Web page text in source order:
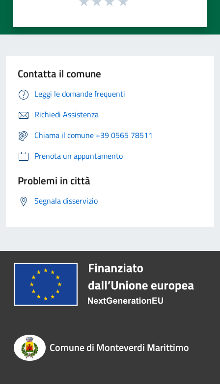
Contatta il comune
Leggi le domande frequenti
Richiedi Assistenza
Chiama il comune +39 0565 78511
Prenota un appuntamento
Problemi in città
Segnala disservizio
Comune di Monteverdi Marittimo